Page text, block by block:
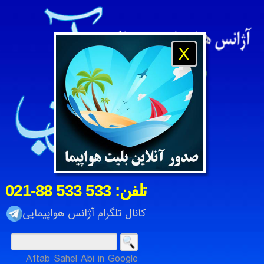
021-88 533 533 :تلفن
کانال تلگرام آژانس هواپیمایی
Aftab Sahel Abi in Google
X